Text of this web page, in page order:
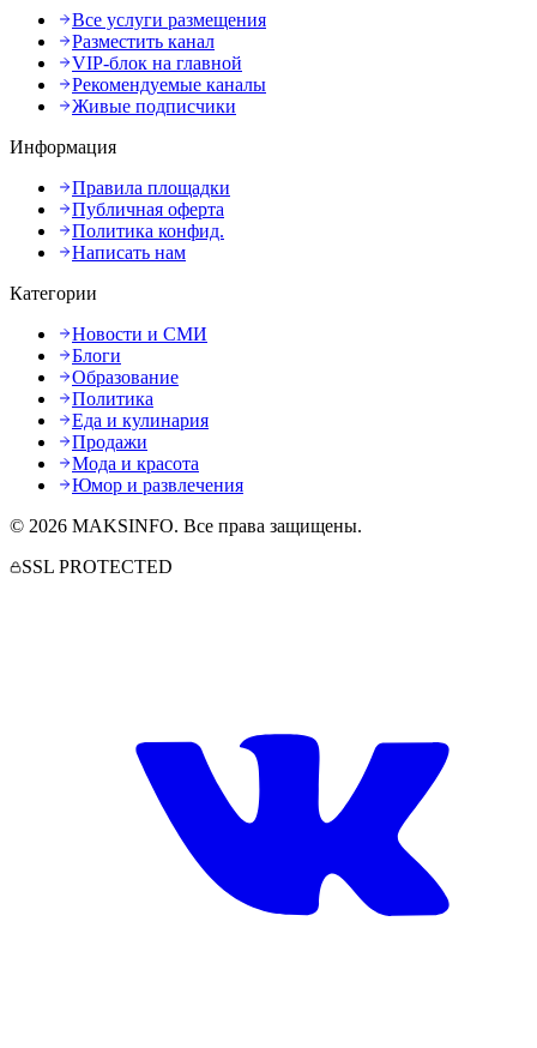
Все услуги размещения
Разместить канал
VIP-блок на главной
Рекомендуемые каналы
Живые подписчики
Информация
Правила площадки
Публичная оферта
Политика конфид.
Написать нам
Категории
Новости и СМИ
Блоги
Образование
Политика
Еда и кулинария
Продажи
Мода и красота
Юмор и развлечения
© 2026 MAKSINFO. Все права защищены.
SSL PROTECTED